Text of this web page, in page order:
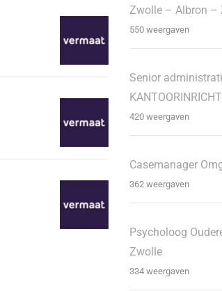
Zwolle – Albron –
550 weergaven
Senior
420 weergaven
Casemanager
362 weergaven
Psycholoog
Zwolle
334 weergaven